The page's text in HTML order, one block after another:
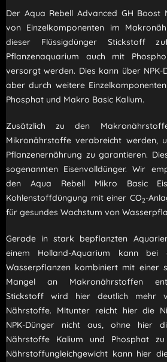
Der Aqua Rebell Advanced GH Boost
von Einzelkomponenten im
dieser Flüssigdünger Stickstoff
Pflanzenaquarium auch mit
versorgt werden. Dies kann über NPK-
aber durch weitere
Phosphat und Makro Basic Kalium.
Zusätzlich zu den
Mikronährstoffe verabreicht werden,
Pflanzenernährung zu garantieren.
sogenannten Eisenvolldünger. Wir
den Aqua Rebell Mikro Basic
Kohlenstoffdüngung mit einer CO2-
für gesundes Wachstum von
Gerade in stark bepflanzten
einem Holland-Aquarium kann
Wasserpflanzen kombiniert mit einer
Mangel an Makronährstoffen
Stickstoff wird hier deutlich mehr
Nährstoffe. Mitunter reicht hier die
NPK-Dünger nicht aus, ohne hier
Nährstoffe Kalium und Phosphat
Nährstoffungleichgewicht kann hier